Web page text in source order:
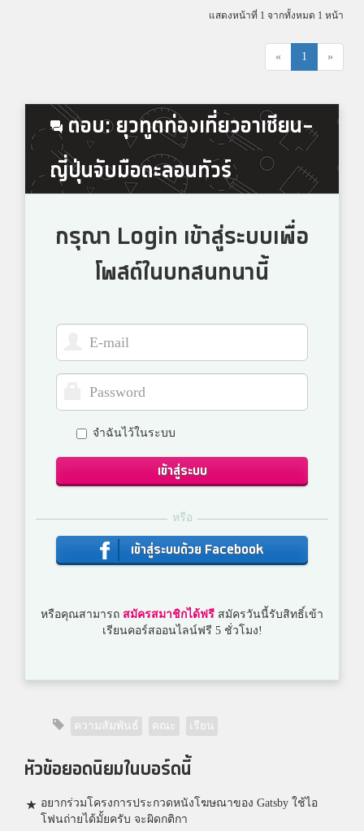
แสดงหน้าที่ 1 จากทั้งหมด 1 หน้า
« 1 »
ตอบ: ยุวทูตท่องเที่ยวอาเซียน-
ญี่ปุ่นจับมือตะลอนทัวร์
กรุณา Login เข้าสู่ระบบเพื่อ
โพสต์ในบทสนทนานี้
จำฉันไว้ในระบบ
เข้าสู่ระบบ
หรือ
เข้าสู่ระบบด้วย Facebook
หรือคุณสามารถ สมัครสมาชิกได้ฟรี สมัครวันนี้รับสิทธิ์เข้า
เรียนคอร์สออนไลน์ฟรี 5 ชั่วโมง!
ความสัมพันธ์ คณะ เรียน
หัวข้อยอดนิยมในบอร์ดนี้
อยากร่วมโครงการประกวดหนังโฆษณาของ Gatsby ใช้ไอ
โฟนถ่ายได้มั้ยครับ จะผิดกติกา